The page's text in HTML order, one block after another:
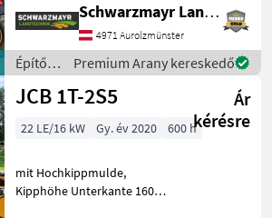
emelési erővel - 9, 8
méteres emelési
magassággal - 173 PS-os, 4
hengeres JCB Dieselmax
Common R
Schwarzmayr Landtechnik GmbH - Aurolzmünster
4971 Aurolzmünster
Építőgépek
/ JCB
Premium Arany kereskedő
JCB 1T-2S5
Ár
kérésre
22 LE/16 kW Gy. év 2020 600 h
mit Hochkippmulde,
Kipphöhe Unterkante 160